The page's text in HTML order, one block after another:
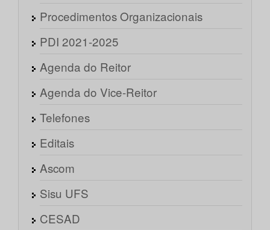
Procedimentos Organizacionais
PDI 2021-2025
Agenda do Reitor
Agenda do Vice-Reitor
Telefones
Editais
Ascom
Sisu UFS
CESAD